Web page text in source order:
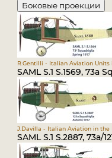
Боковые проекции
R.Gentilli - Italian Aviation Units
SAML S.1 S.1569, 73a
J.Davilla - Italian Aviation in the
SAML S.1 S.2887, 73a/